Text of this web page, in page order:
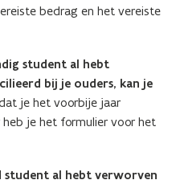
bedrag en het vereiste
student al hebt
bij je ouders, kan je
je het voorbije jaar
je het formulier voor het
student al hebt verworven